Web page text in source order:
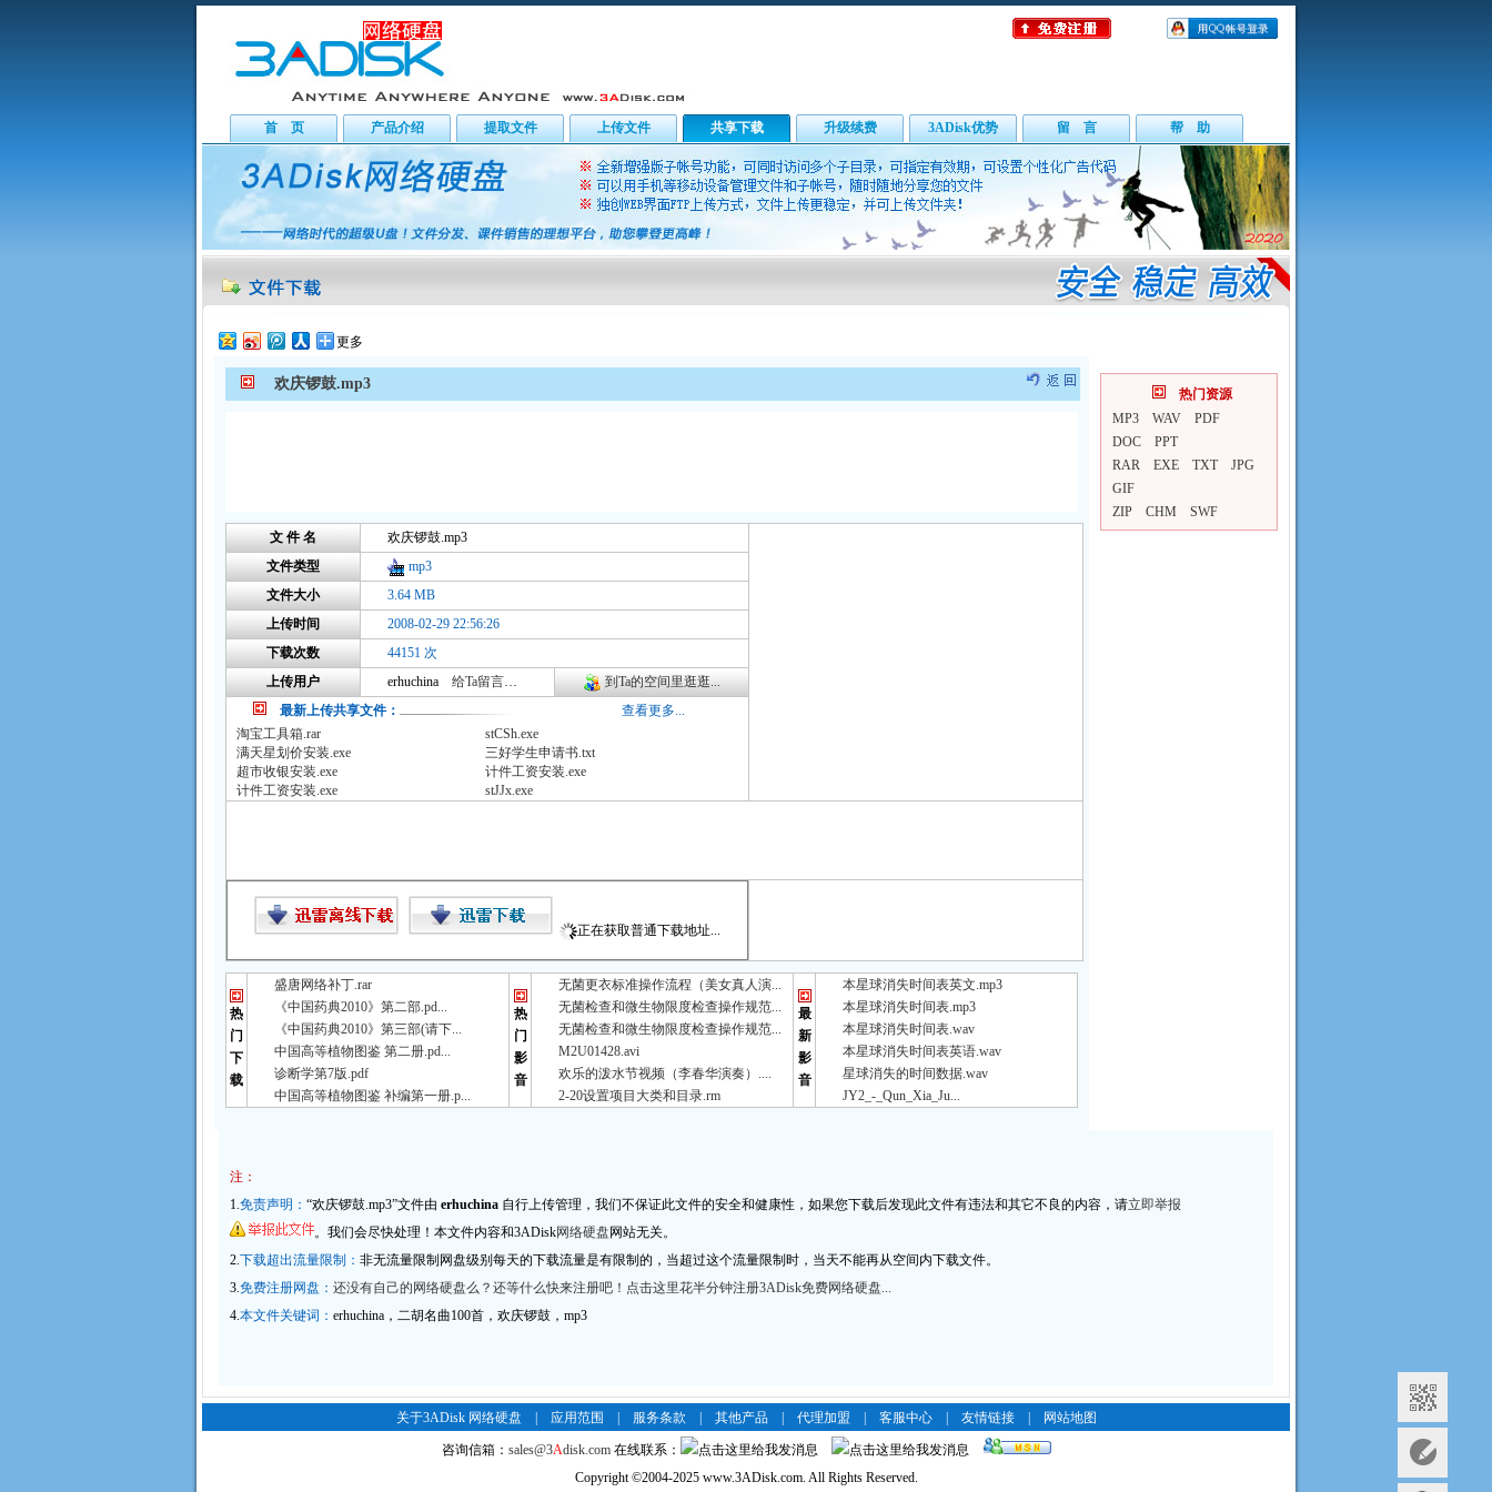
首 页 产品介绍 提取文件 上传文件 共享下载 升级续费 3ADisk优势 留 言 帮 助
更多
欢庆锣鼓.mp3
文 件 名
欢庆锣鼓.mp3
文件类型
mp3
文件大小
3.64 MB
上传时间
2008-02-29 22:56:26
下载次数
44151 次
上传用户
erhuchina 给Ta留言咨询
到Ta的空间里逛逛...
最新上传共享文件：
查看更多...
淘宝工具箱.rar
stCSh.exe
满天星划价安装.exe
三好学生申请书.txt
超市收银安装.exe
计件工资安装.exe
计件工资安装.exe
stJJx.exe
正在获取普通下载地址...
热
门
下
载
盛唐网络补丁.rar
《中国药典2010》第二部.pd...
《中国药典2010》第三部(请下...
中国高等植物图鉴 第二册.pd...
诊断学第7版.pdf
中国高等植物图鉴 补编第一册.p...
热
门
影
音
无菌更衣标准操作流程（美女真人演...
无菌检查和微生物限度检查操作规范...
无菌检查和微生物限度检查操作规范...
M2U01428.avi
欢乐的泼水节视频（李春华演奏）....
2-20设置项目大类和目录.rm
最
新
影
音
本星球消失时间表英文.mp3
本星球消失时间表.mp3
本星球消失时间表.wav
本星球消失时间表英语.wav
星球消失的时间数据.wav
JY2_-_Qun_Xia_Ju...
热门资源
MP3
WAV
PDF
DOC
PPT
RAR
EXE TXT
JPG
GIF
ZIP
CHM SWF
注：
1.免责声明：“欢庆锣鼓.mp3”文件由erhuchina 自行上传管理，我们不保证此文件的安全和健康性，如果您下载后发现此文件有违法和其它不良的内容，请立即举报
。我们会尽快处理！本文件内容和3ADisk网络硬盘 网站无关。
2.下载超出流量限制：非无流量限制网盘级别每天的下载流量是有限制的，当超过这个流量限制时，当天不能再从空间内下载文件。
3.免费注册网盘：还没有自己的网络硬盘么？还等什么快来注册吧！点击这里花半分钟注册3ADisk免费网络硬盘...
4.本文件关键词：erhuchina，二胡名曲100首，欢庆锣鼓，mp3
关于3ADisk 网络硬盘 应用范围 服务条款 其他产品| 代理加盟 客服中心| 友情链接| 网站地图
咨询信箱： sales@3Adisk.com在线联系：
Copyright©2004-2025 www.3ADisk.com. All Rights Reserved.